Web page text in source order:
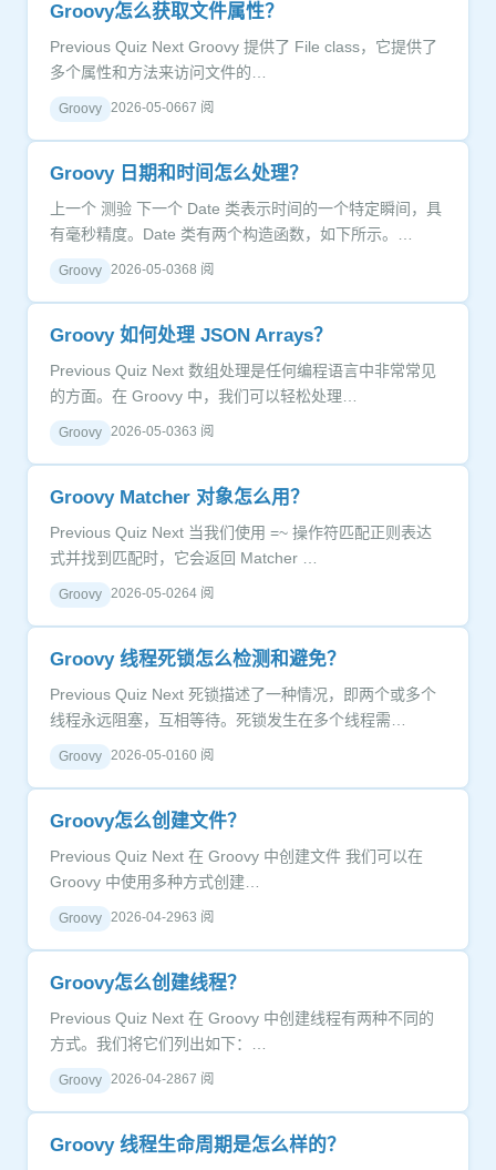
Groovy怎么获取文件属性？
Previous Quiz Next Groovy 提供了 File class，它提供了
多个属性和方法来访问文件的…
Groovy 2026-05-0667 阅
Groovy 日期和时间怎么处理？
上一个 测验 下一个 Date 类表示时间的一个特定瞬间，具
有毫秒精度。Date 类有两个构造函数，如下所示。…
Groovy 2026-05-0368 阅
Groovy 如何处理 JSON Arrays？
Previous Quiz Next 数组处理是任何编程语言中非常常见
的方面。在 Groovy 中，我们可以轻松处理…
Groovy 2026-05-0363 阅
Groovy Matcher 对象怎么用？
Previous Quiz Next 当我们使用 =~ 操作符匹配正则表达
式并找到匹配时，它会返回 Matcher …
Groovy 2026-05-0264 阅
Groovy 线程死锁怎么检测和避免？
Previous Quiz Next 死锁描述了一种情况，即两个或多个
线程永远阻塞，互相等待。死锁发生在多个线程需…
Groovy 2026-05-0160 阅
Groovy怎么创建文件？
Previous Quiz Next 在 Groovy 中创建文件 我们可以在
Groovy 中使用多种方式创建…
Groovy 2026-04-2963 阅
Groovy怎么创建线程？
Previous Quiz Next 在 Groovy 中创建线程有两种不同的
方式。我们将它们列出如下：…
Groovy 2026-04-2867 阅
Groovy 线程生命周期是怎么样的？